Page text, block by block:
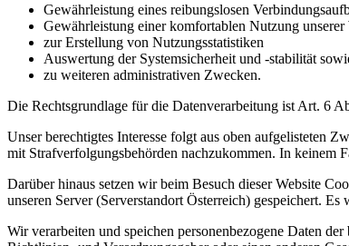
Gewährleistung eines reibungslosen
Gewährleistung einer komfortablen Nutzung unserer
zur Erstellung von Nutzungsstatistiken
Auswertung der Systemsicherheit und -stabilität
zu weiteren administrativen Zwecken.
Die Rechtsgrundlage für die Datenverarbeitung ist Art. 6
Unser berechtigtes Interesse folgt aus oben aufgelisteten
mit Strafverfolgungsbehörden nachzukommen. In keinem
Darüber hinaus setzen wir beim Besuch dieser Website
unseren Server (Serverstandort Österreich) gespeichert.
Wir verarbeiten und speichen personenbezogene Daten